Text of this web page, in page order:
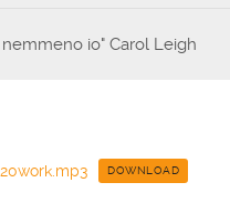
io" Carol Leigh
DOWNLOAD